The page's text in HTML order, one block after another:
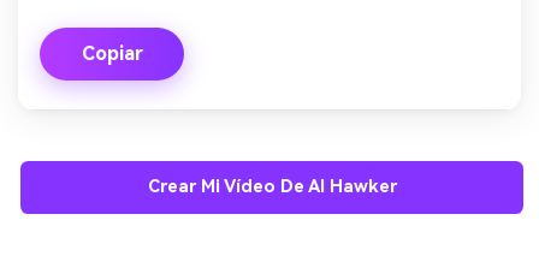
Copiar
Crear Mi Vídeo De AI Hawker